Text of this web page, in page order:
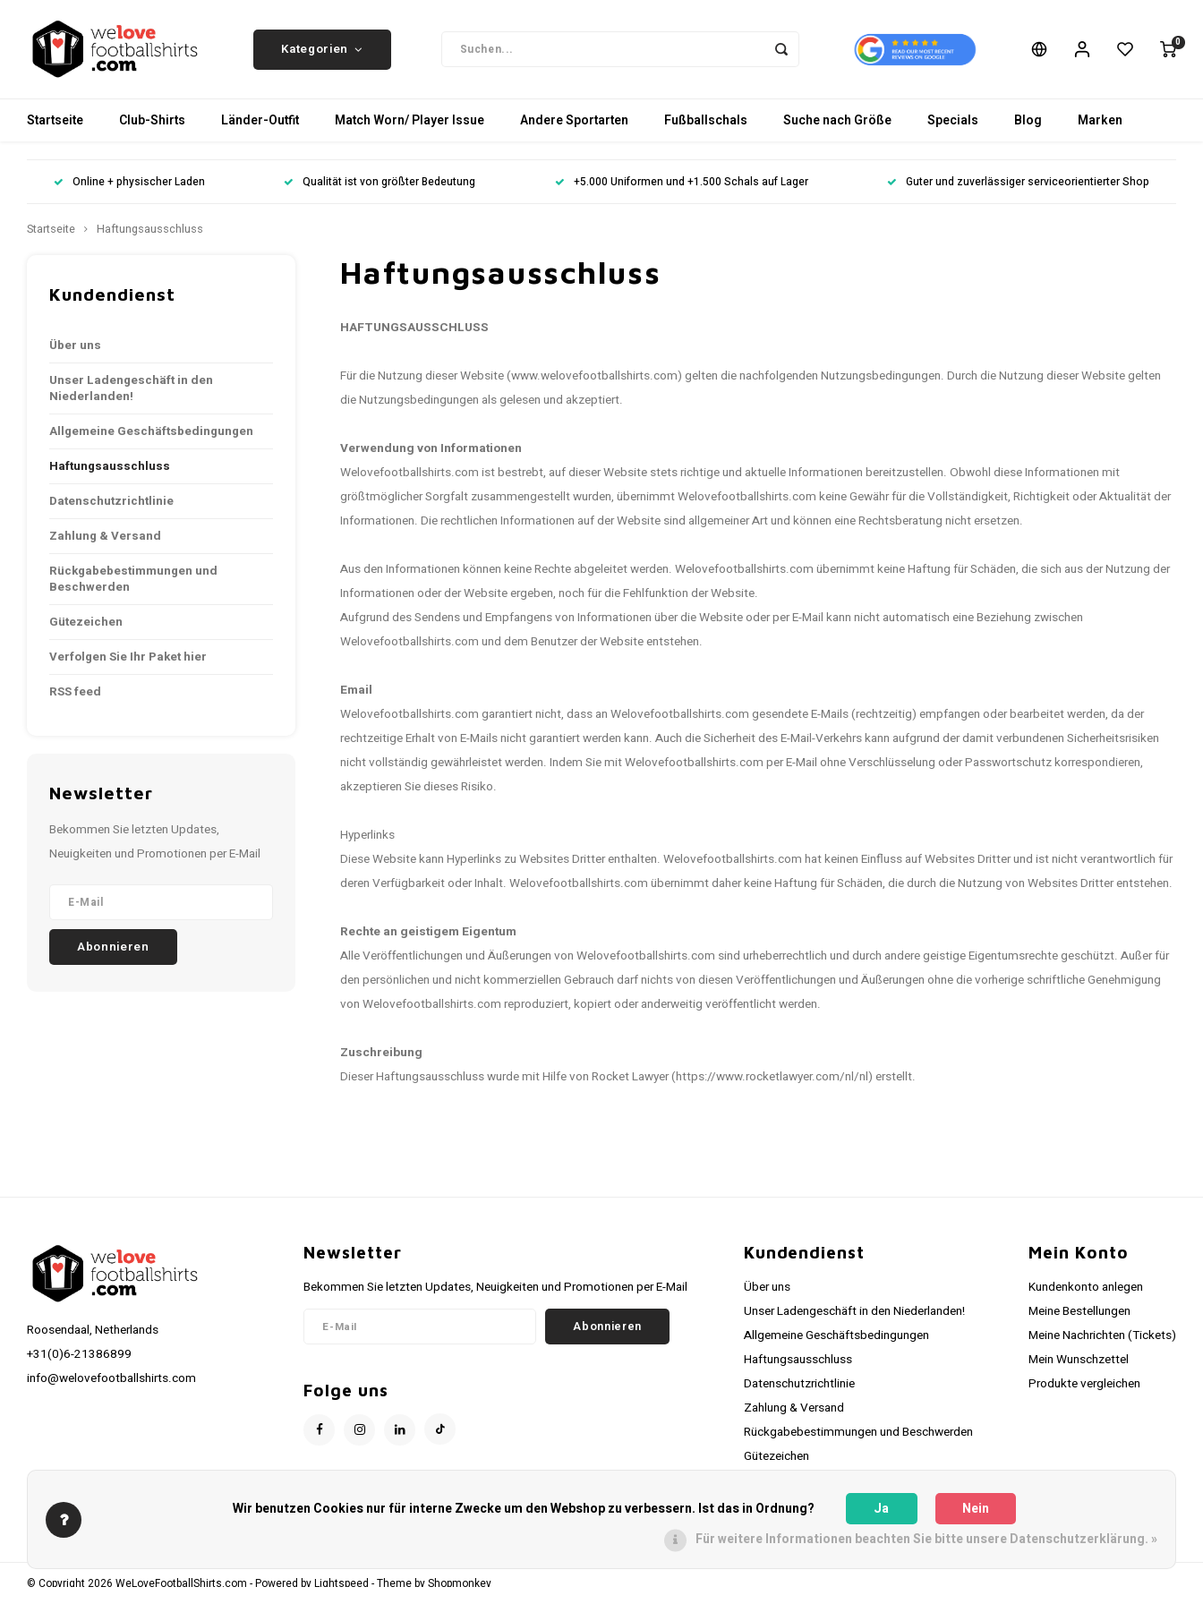
Kategorien 0
Startseite Club-Shirts Länder-Outfit Match Worn/ Player Issue Andere Sportarten Fußballschals Suche nach Größe Specials Blog Marken
Online + physischer Laden Qualität ist von größter Bedeutung +5.000 Uniformen und +1.500 Schals auf Lager Guter und zuverlässiger serviceorientierter Shop
Startseite Haftungsausschluss
Kundendienst
Über uns
Unser Ladengeschäft in den
Niederlanden!
Allgemeine Geschäftsbedingungen
Haftungsausschluss
Datenschutzrichtlinie
Zahlung & Versand
Rückgabebestimmungen und
Beschwerden
Gütezeichen
Verfolgen Sie Ihr Paket hier
RSS feed
Newsletter
Bekommen Sie letzten Updates,
Neuigkeiten und Promotionen per E-Mail
Abonnieren
Haftungsausschluss
HAFTUNGSAUSSCHLUSS
Für die Nutzung dieser Website (www.welovefootballshirts.com) gelten die nachfolgenden Nutzungsbedingungen. Durch die Nutzung dieser Website gelten
die Nutzungsbedingungen als gelesen und akzeptiert.
Verwendung von Informationen
Welovefootballshirts.com ist bestrebt, auf dieser Website stets richtige und aktuelle Informationen bereitzustellen. Obwohl diese Informationen mit
größtmöglicher Sorgfalt zusammengestellt wurden, übernimmt Welovefootballshirts.com keine Gewähr für die Vollständigkeit, Richtigkeit oder Aktualität der
Informationen. Die rechtlichen Informationen auf der Website sind allgemeiner Art und können eine Rechtsberatung nicht ersetzen.
Aus den Informationen können keine Rechte abgeleitet werden. Welovefootballshirts.com übernimmt keine Haftung für Schäden, die sich aus der Nutzung der
Informationen oder der Website ergeben, noch für die Fehlfunktion der Website.
Aufgrund des Sendens und Empfangens von Informationen über die Website oder per E-Mail kann nicht automatisch eine Beziehung zwischen
Welovefootballshirts.com und dem Benutzer der Website entstehen.
Email
Welovefootballshirts.com garantiert nicht, dass an Welovefootballshirts.com gesendete E-Mails (rechtzeitig) empfangen oder bearbeitet werden, da der
rechtzeitige Erhalt von E-Mails nicht garantiert werden kann. Auch die Sicherheit des E-Mail-Verkehrs kann aufgrund der damit verbundenen Sicherheitsrisiken
nicht vollständig gewährleistet werden. Indem Sie mit Welovefootballshirts.com per E-Mail ohne Verschlüsselung oder Passwortschutz korrespondieren,
akzeptieren Sie dieses Risiko.
Hyperlinks
Diese Website kann Hyperlinks zu Websites Dritter enthalten. Welovefootballshirts.com hat keinen Einfluss auf Websites Dritter und ist nicht verantwortlich für
deren Verfügbarkeit oder Inhalt. Welovefootballshirts.com übernimmt daher keine Haftung für Schäden, die durch die Nutzung von Websites Dritter entstehen.
Rechte an geistigem Eigentum
Alle Veröffentlichungen und Äußerungen von Welovefootballshirts.com sind urheberrechtlich und durch andere geistige Eigentumsrechte geschützt. Außer für
den persönlichen und nicht kommerziellen Gebrauch darf nichts von diesen Veröffentlichungen und Äußerungen ohne die vorherige schriftliche Genehmigung
von Welovefootballshirts.com reproduziert, kopiert oder anderweitig veröffentlicht werden.
Zuschreibung
Dieser Haftungsausschluss wurde mit Hilfe von Rocket Lawyer (https://www.rocketlawyer.com/nl/nl) erstellt.
Roosendaal, Netherlands
+31(0)6-21386899
info@welovefootballshirts.com
Newsletter
Bekommen Sie letzten Updates, Neuigkeiten und Promotionen per E-Mail
Abonnieren
Folge uns
Kundendienst
Über uns
Unser Ladengeschäft in den Niederlanden!
Allgemeine Geschäftsbedingungen
Haftungsausschluss
Datenschutzrichtlinie
Zahlung & Versand
Rückgabebestimmungen und Beschwerden
Gütezeichen
RSS feed
Mein Konto
Kundenkonto anlegen
Meine Bestellungen
Meine Nachrichten (Tickets)
Mein Wunschzettel
Produkte vergleichen
© Copyright 2026 WeLoveFootballShirts.com - Powered byLightspeed - Theme byShopmonkey
Wir benutzen Cookies nur für interne Zwecke um den Webshop zu verbessern. Ist das in Ordnung? Ja
Nein
Für weitere Informationen beachten Sie bitte unsere Datenschutzerklärung. »